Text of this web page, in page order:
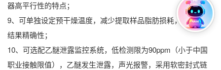
器高平行性的特点；
9、可单独设定预干燥温度，减少提取样品脂肪损耗，提高实验
结果精确性；
10、可选配乙醚泄露监控系统，低检测限为90ppm（小于中国
职业接触限值），乙醚发生泄露，声光报警，采用软密封式链